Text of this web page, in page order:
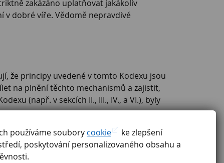
používáme soubory cookie
ke zlepšení
poskytování personalizovaného obsahu a
zakázáno uplatňovat jakákoliv
v dobré víře. Vědomě nepravdivé
že principy uvedené v tomto Kodexu jsou
na plnění těchto mechanismů a zajistit,
(např. v sekcích II., III., IV., a VI.), byly
bude posuzováno jako porušení
vést k trestněprávní odpovědnosti.